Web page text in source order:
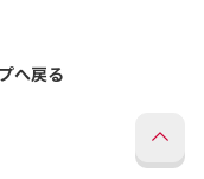
へ戻る